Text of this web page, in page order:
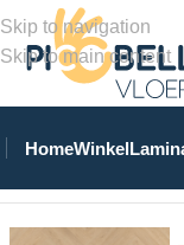
Skip to navigation
Skip to main content
HomeWinkel